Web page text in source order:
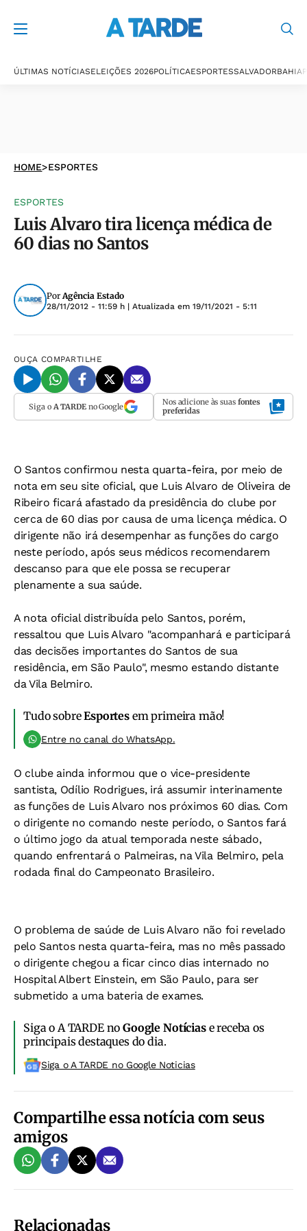
ÚLTIMAS NOTÍCIASELEIÇÕES 2026POLÍTICAESPORTESSALVADORBAHIA
HOME>ESPORTES
ESPORTES
Luis Alvaro tira licença médica de
60 dias no Santos
PorAgência Estado
28/11/2012 - 11:59 h | Atualizada em 19/11/2021 - 5:11
OUÇA COMPARTILHE
Siga o A TARDEno Google Nos adicione às suas fontes
preferidas
O Santos confirmou nesta quarta-feira, por meio de
nota em seu site oficial, que Luis Alvaro de Oliveira de
Ribeiro ficará afastado da presidência do clube por
cerca de 60 dias por causa de uma licença médica. O
dirigente não irá desempenhar as funções do cargo
neste período, após seus médicos recomendarem
descanso para que ele possa se recuperar
plenamente a sua saúde.
A nota oficial distribuída pelo Santos, porém,
ressaltou que Luis Alvaro "acompanhará e participará
das decisões importantes do Santos de sua
residência, em São Paulo", mesmo estando distante
da Vila Belmiro.
Tudo sobreEsportesem primeira mão!
Entre no canal do WhatsApp.
O clube ainda informou que o vice-presidente
santista, Odílio Rodrigues, irá assumir interinamente
as funções de Luis Alvaro nos próximos 60 dias. Com
o dirigente no comando neste período, o Santos fará
o último jogo da atual temporada neste sábado,
quando enfrentará o Palmeiras, na Vila Belmiro, pela
rodada final do Campeonato Brasileiro.
O problema de saúde de Luis Alvaro não foi revelado
pelo Santos nesta quarta-feira, mas no mês passado
o dirigente chegou a ficar cinco dias internado no
Hospital Albert Einstein, em São Paulo, para ser
submetido a uma bateria de exames.
Siga o A TARDE noGoogle Notíciase receba os
principais destaques do dia.
Siga o A TARDE no Google Noticias
Compartilhe essa notícia com seus
amigos
Relacionadas